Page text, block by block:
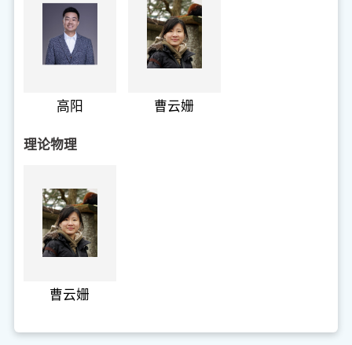
高阳 曹云姗
理论物理
曹云姗